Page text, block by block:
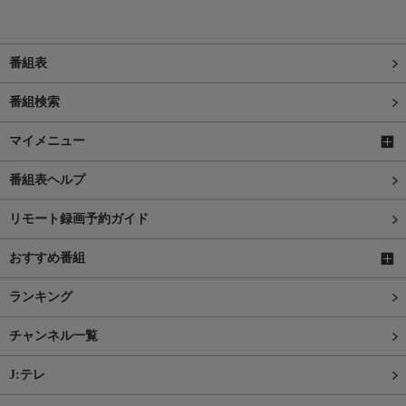
番組表
番組検索
マイメニュー
番組表ヘルプ
リモート録画予約ガイド
おすすめ番組
ランキング
チャンネル一覧
J:テレ